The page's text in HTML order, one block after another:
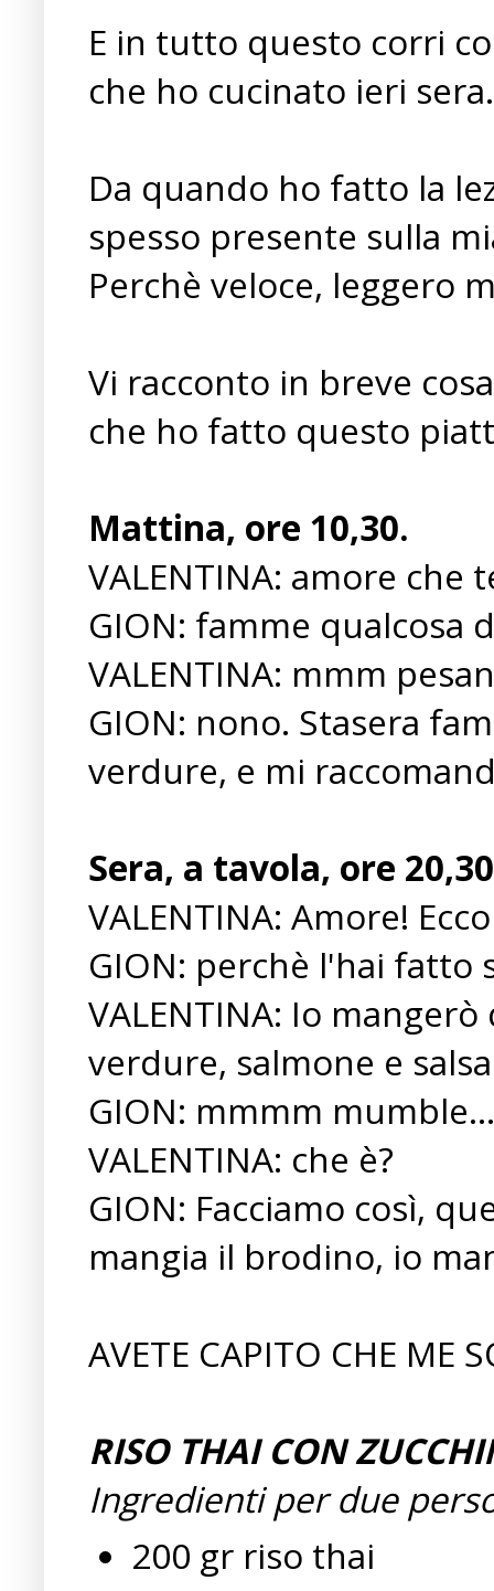
E in tutto questo corri
che ho cucinato ieri sera.
Da quando ho fatto la
spesso presente sulla
Perchè veloce, leggero
Vi racconto in breve
che ho fatto questo
Mattina, ore 10,30.
VALENTINA: amore che
GION: famme qualcosa
VALENTINA: mmm
GION: nono. Stasera
verdure, e mi
Sera, a tavola, ore
VALENTINA: Amore!
GION: perchè l'hai fatto
VALENTINA: Io
verdure, salmone e
GION: mmmm
VALENTINA: che è?
GION: Facciamo così,
mangia il brodino, io
AVETE CAPITO CHE ME
RISO THAI CON
Ingredienti per due
200 gr riso thai